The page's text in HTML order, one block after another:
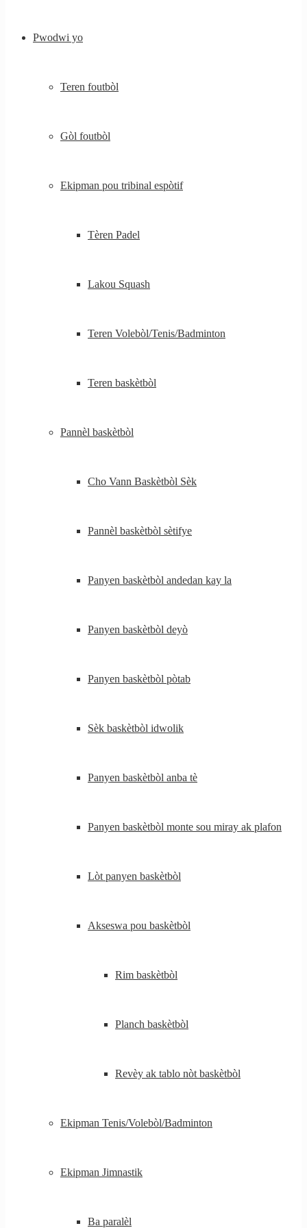
Pwodwi yo
Teren foutbòl
Gòl foutbòl
Ekipman pou tribinal espòtif
Tèren Padel
Lakou Squash
Teren Volebòl/Tenis/Badminton
Teren baskètbòl
Pannèl baskètbòl
Cho Vann Baskètbòl Sèk
Pannèl baskètbòl sètifye
Panyen baskètbòl andedan kay la
Panyen baskètbòl deyò
Panyen baskètbòl pòtab
Sèk baskètbòl idwolik
Panyen baskètbòl anba tè
Panyen baskètbòl monte sou miray ak plafon
Lòt panyen baskètbòl
Akseswa pou baskètbòl
Rim baskètbòl
Planch baskètbòl
Revèy ak tablo nòt baskètbòl
Ekipman Tenis/Volebòl/Badminton
Ekipman Jimnastik
Ba paralèl